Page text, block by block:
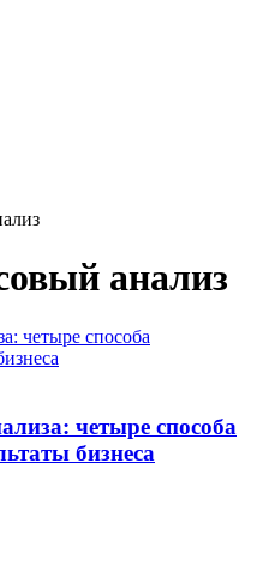
анализ
четыре способа
бизнеса